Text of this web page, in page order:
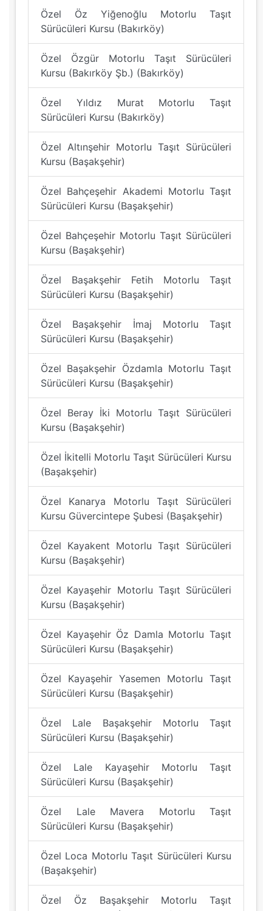
Özel Öz Yiğenoğlu Motorlu Taşıt
Sürücüleri Kursu (Bakırköy)
Özel Özgür Motorlu Taşıt Sürücüleri
Kursu (Bakırköy Şb.) (Bakırköy)
Özel Yıldız Murat Motorlu Taşıt
Sürücüleri Kursu (Bakırköy)
Özel Altınşehir Motorlu Taşıt Sürücüleri
Kursu (Başakşehir)
Özel Bahçeşehir Akademi Motorlu Taşıt
Sürücüleri Kursu (Başakşehir)
Özel Bahçeşehir Motorlu Taşıt Sürücüleri
Kursu (Başakşehir)
Özel Başakşehir Fetih Motorlu Taşıt
Sürücüleri Kursu (Başakşehir)
Özel Başakşehir İmaj Motorlu Taşıt
Sürücüleri Kursu (Başakşehir)
Özel Başakşehir Özdamla Motorlu Taşıt
Sürücüleri Kursu (Başakşehir)
Özel Beray İki Motorlu Taşıt Sürücüleri
Kursu (Başakşehir)
Özel İkitelli Motorlu Taşıt Sürücüleri Kursu
(Başakşehir)
Özel Kanarya Motorlu Taşıt Sürücüleri
Kursu Güvercintepe Şubesi (Başakşehir)
Özel Kayakent Motorlu Taşıt Sürücüleri
Kursu (Başakşehir)
Özel Kayaşehir Motorlu Taşıt Sürücüleri
Kursu (Başakşehir)
Özel Kayaşehir Öz Damla Motorlu Taşıt
Sürücüleri Kursu (Başakşehir)
Özel Kayaşehir Yasemen Motorlu Taşıt
Sürücüleri Kursu (Başakşehir)
Özel Lale Başakşehir Motorlu Taşıt
Sürücüleri Kursu (Başakşehir)
Özel Lale Kayaşehir Motorlu Taşıt
Sürücüleri Kursu (Başakşehir)
Özel Lale Mavera Motorlu Taşıt
Sürücüleri Kursu (Başakşehir)
Özel Loca Motorlu Taşıt Sürücüleri Kursu
(Başakşehir)
Özel Öz Başakşehir Motorlu Taşıt